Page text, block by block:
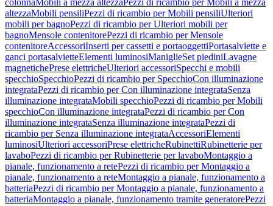
colonnaMobili a mezza altezzaPezzi di ricambio per Mobili a mezza
altezzaMobili pensiliPezzi di ricambio per Mobili pensiliUlteriori
mobili per bagnoPezzi di ricambio per Ulteriori mobili per
bagnoMensole contenitorePezzi di ricambio per Mensole
contenitoreAccessoriInserti per cassetti e portaoggettiPortasalviette e
ganci portasalvietteElementi luminosiManiglieSet piediniLavagne
magnetichePrese elettricheUlteriori accessoriSpecchi e mobili
specchioSpecchioPezzi di ricambio per SpecchioCon illuminazione
integrataPezzi di ricambio per Con illuminazione integrataSenza
illuminazione integrataMobili specchioPezzi di ricambio per Mobili
specchioCon illuminazione integrataPezzi di ricambio per Con
illuminazione integrataSenza illuminazione integrataPezzi di
ricambio per Senza illuminazione integrataAccessoriElementi
luminosiUlteriori accessoriPrese elettricheRubinettiRubinetterie per
lavaboPezzi di ricambio per Rubinetterie per lavaboMontaggio a
pianale, funzionamento a retePezzi di ricambio per Montaggio a
pianale, funzionamento a reteMontaggio a pianale, funzionamento a
batteriaPezzi di ricambio per Montaggio a pianale, funzionamento a
batteriaMontaggio a pianale, funzionamento tramite generatorePezzi